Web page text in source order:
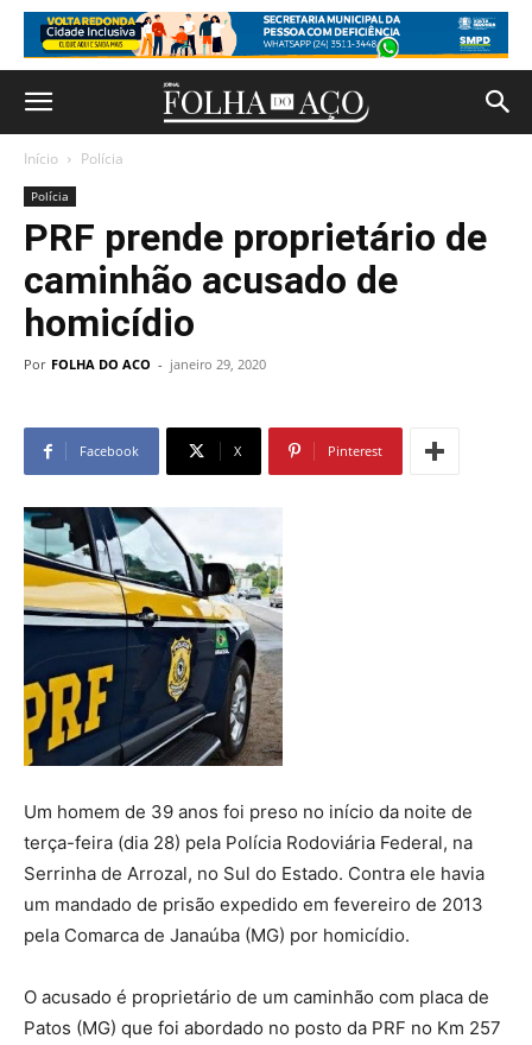
Início Polícia
Polícia
PRF prende proprietário de
caminhão acusado de
homicídio
Por FOLHA DO ACO - janeiro 29, 2020
Facebook X Pinterest
Um homem de 39 anos foi preso no início da noite de
terça-feira (dia 28) pela Polícia Rodoviária Federal, na
Serrinha de Arrozal, no Sul do Estado. Contra ele havia
um mandado de prisão expedido em fevereiro de 2013
pela Comarca de Janaúba (MG) por homicídio.
O acusado é proprietário de um caminhão com placa de
Patos (MG) que foi abordado no posto da PRF no Km 257